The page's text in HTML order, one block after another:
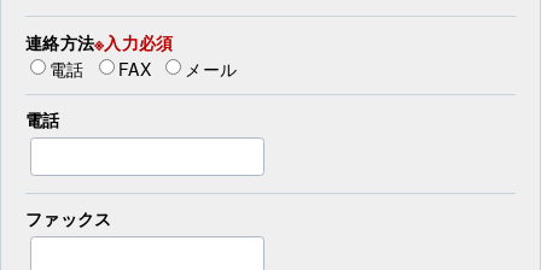
連絡方法※入力必須
電話
FAX メール
電話
ファックス